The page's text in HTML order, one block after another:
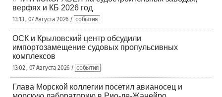
верфях и КБ 2026 год
13:13 , 07 Августа 2026 / события
ОСК и Крыловский центр обсудили
импортозамещение судовых пропульсивных
комплексов
13:02 , 07 Августа 2026 / события
Глава Морской коллегии посетил авианосец и